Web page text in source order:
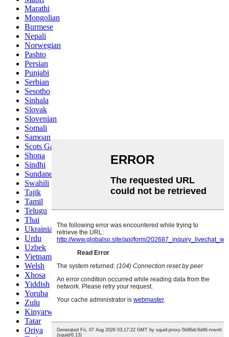
Marathi
Mongolian
Burmese
Nepali
Norwegian
Pashto
Persian
Punjabi
Serbian
Sesotho
Sinhala
Slovak
Slovenian
Somali
Samoan
Scots Gaelic
Shona
Sindhi
Sundanese
Swahili
Tajik
Tamil
Telugu
Thai
Ukrainian
Urdu
Uzbek
Vietnamese
Welsh
Xhosa
Yiddish
Yoruba
Zulu
Kinyarwanda
Tatar
Oriya